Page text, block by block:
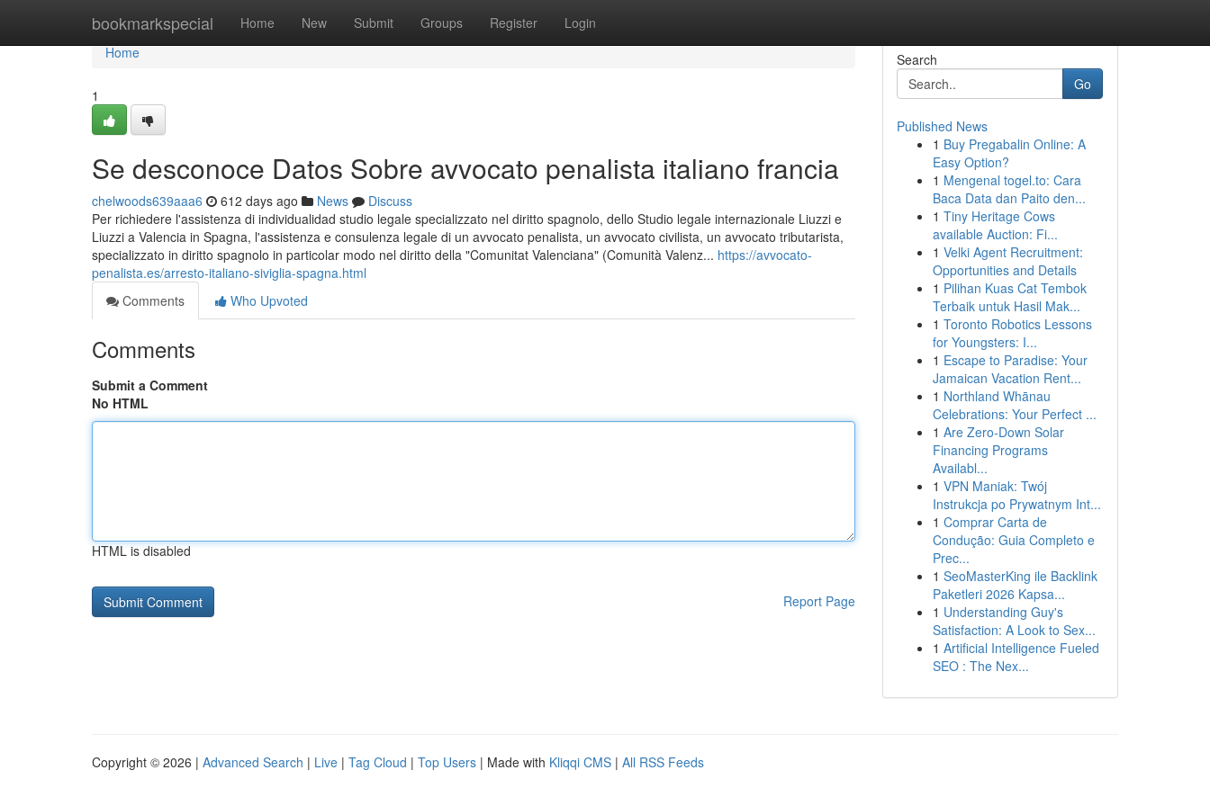
bookmarkspecial Home New Submit Groups Register Login
Home
Home
1
Se desconoce Datos Sobre avvocato penalista italiano francia
chelwoods639aaa6 612 days ago News
Discuss
Per richiedere l'assistenza di individualidad studio legale specializzato nel diritto spagnolo, dello Studio legale internazionale Liuzzi e
Liuzzi a Valencia in Spagna, l'assistenza e consulenza legale di un avvocato penalista, un avvocato civilista, un avvocato tributarista,
specializzato in diritto spagnolo in particolar modo nel diritto della "Comunitat Valenciana" (Comunità Valenz... https://avvocato-
penalista.es/arresto-italiano-siviglia-spagna.html
Comments
Who Upvoted
Comments
Submit a Comment
No HTML
HTML is disabled
Report Page
Search
Go
Published News
1 Buy Pregabalin Online: A
Easy Option?
1 Mengenal togel.to: Cara
Baca Data dan Paito den...
1 Tiny Heritage Cows
available Auction: Fi...
1 Velki Agent Recruitment:
Opportunities and Details
1 Pilihan Kuas Cat Tembok
Terbaik untuk Hasil Mak...
1 Toronto Robotics Lessons
for Youngsters: I...
1 Escape to Paradise: Your
Jamaican Vacation Rent...
1 Northland Whānau
Celebrations: Your Perfect ...
1 Are Zero-Down Solar
Financing Programs
Availabl...
1 VPN Maniak: Twój
Instrukcja po Prywatnym Int...
1 Comprar Carta de
Condução: Guia Completo e
Prec...
1 SeoMasterKing ile Backlink
Paketleri 2026 Kapsa...
1 Understanding Guy's
Satisfaction: A Look to Sex...
1 Artificial Intelligence Fueled
SEO : The Nex...
Copyright © 2026 | Advanced Search | Live | Tag Cloud | Top Users | Made with Kliqqi CMS | All RSS Feeds